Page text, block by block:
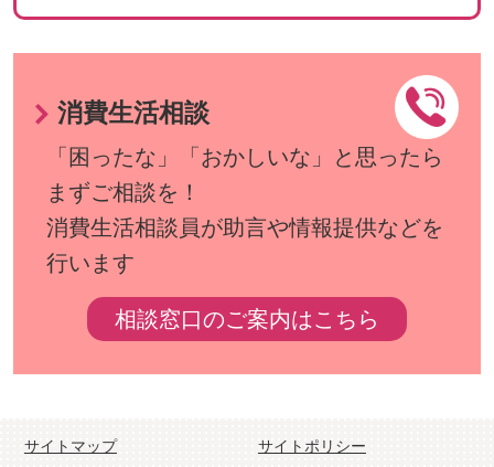
消費生活相談
「困ったな」「おかしいな」と思ったら
まずご相談を！
消費生活相談員が助言や情報提供などを
行います
相談窓口のご案内はこちら
サイトマップ サイトポリシー